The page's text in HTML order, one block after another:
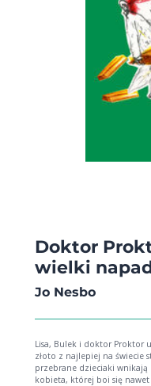
Doktor
wielki
Jo Nesbo
Lisa, Bulek i doktor Proktor
złoto z najlepiej na świecie
przebrane dzieciaki wnikają
kobieta, której boi się